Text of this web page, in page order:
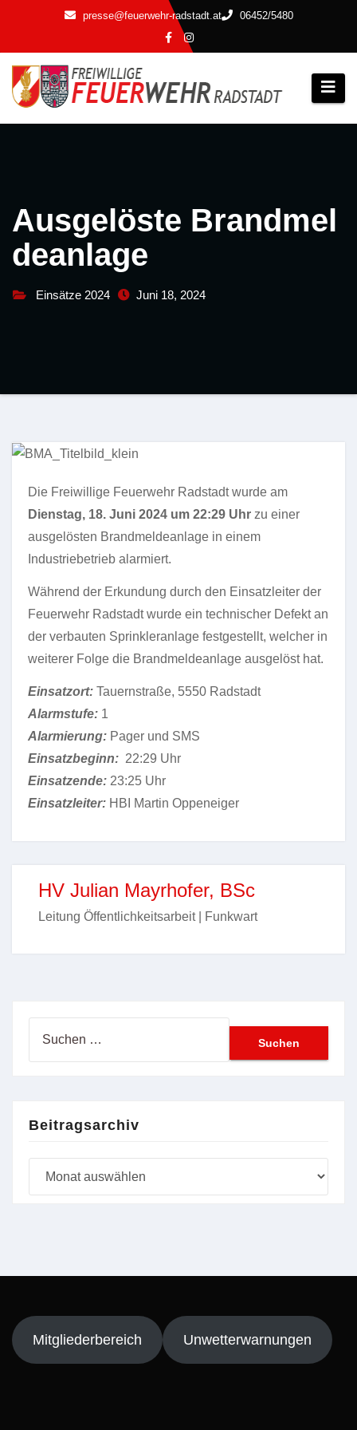
springen
presse@feuerwehr-radstadt.at 06452/5480
Ausgelöste Brandmel
deanlage
Einsätze 2024 Juni 18, 2024
Die Freiwillige Feuerwehr Radstadt wurde am
Dienstag, 18. Juni 2024 um 22:29 Uhr zu einer
ausgelösten Brandmeldeanlage in einem
Industriebetrieb alarmiert.
Während der Erkundung durch den Einsatzleiter der
Feuerwehr Radstadt wurde ein technischer Defekt an
der verbauten Sprinkleranlage festgestellt, welcher in
weiterer Folge die Brandmeldeanlage ausgelöst hat.
Einsatzort: Tauernstraße, 5550 Radstadt
Alarmstufe: 1
Alarmierung: Pager und SMS
Einsatzbeginn: 22:29 Uhr
Einsatzende: 23:25 Uhr
Einsatzleiter: HBI Martin Oppeneiger
HV Julian Mayrhofer, BSc
Leitung Öffentlichkeitsarbeit | Funkwart
Beitragsarchiv
Mitgliederbereich Unwetterwarnungen